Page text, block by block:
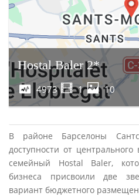
Hostal Baler 2*
4973 1 10
В районе Барселоны
доступности от центрального
семейный Hostal Baler,
бизнеса присвоили две
вариант бюджетного